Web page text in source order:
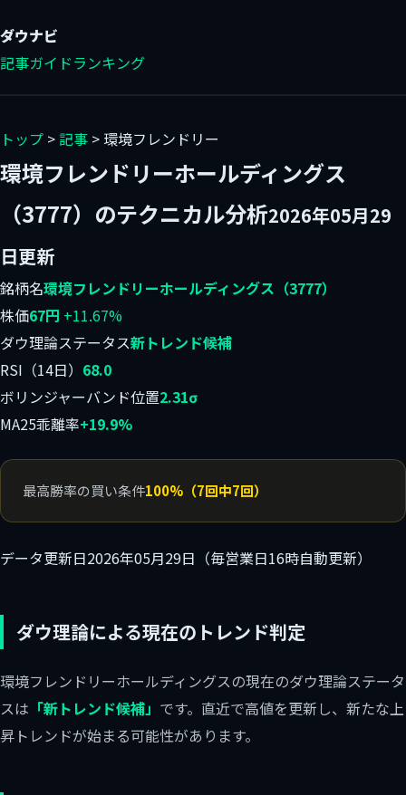
ダウナビ
記事ガイドランキング
トップ >記事 > 環境フレンドリー
環境フレンドリーホールディングス
（3777）のテクニカル分析2026年05月29
日更新
銘柄名環境フレンドリーホールディングス（3777）
株価67円 +11.67%
ダウ理論ステータス新トレンド候補
RSI（14日） 68.0
ボリンジャーバンド位置2.31σ
MA25乖離率+19.9%
最高勝率の買い条件100%（7回中7回）
データ更新日2026年05月29日（毎営業日16時自動更新）
ダウ理論による現在のトレンド判定
環境フレンドリーホールディングスの現在のダウ理論ステータ
スは 「新トレンド候補」 です。直近で高値を更新し、新たな上
昇トレンドが始まる可能性があります。